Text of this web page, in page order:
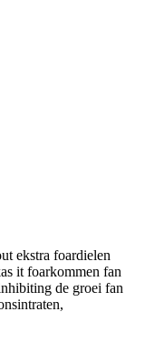
ekstra foardielen
it foarkommen fan
de groei fan